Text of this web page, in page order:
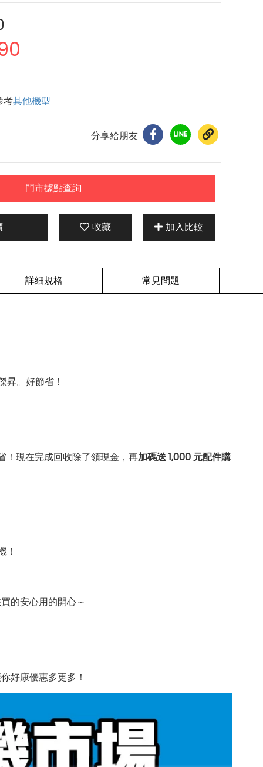
考其他機型
分享給朋友
門市據點查詢
收藏 加入比較
詳細規格 常見問題
。好節省！
！現在完成回收除了領現金，再加碼送 1,000 元配件購
！
的安心用的開心～
好康優惠多更多！